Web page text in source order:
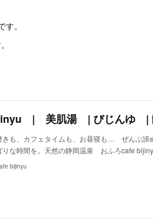
。
きも、カフェタイムも、お昼寝も… ぜんぶ諦
りな時間を。天然の静岡温泉 おふろcafe
bijinyu